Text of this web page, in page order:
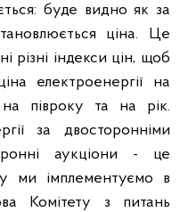
буде видно як за
ціна. Це
різні індекси цін, щоб
електроенергії на
півроку та на рік.
за двосторонніми
аукціони - це
ми імплементуємо в
Комітету з питань